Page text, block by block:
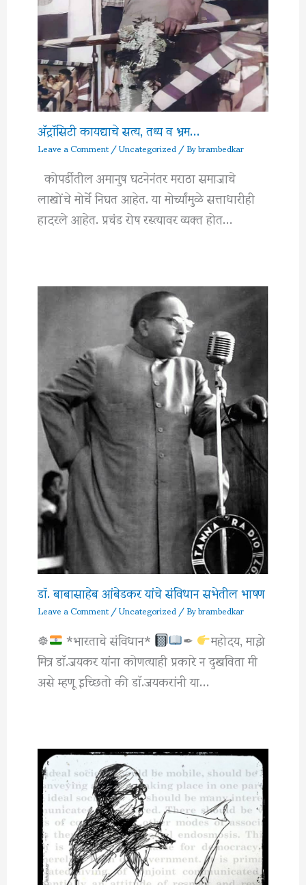
अ‍ॅट्रॉसिटी कायद्याचे सत्य, तथ्य व भ्रम…
Leave a Comment/Uncategorized/ Bybrambedkar
कोपर्डीतील अमानुष घटनेनंतर मराठा समाजाचे
लाखोंचे मोर्चे निघत आहेत. या मोर्च्यांमुळे सत्ताधारीही
हादरले आहेत. प्रचंड रोष रस्त्यावर व्यक्त होत…
डॉ. बाबासाहेब आंबेडकर यांचे संविधान सभेतील भाषण
Leave a Comment/Uncategorized/ Bybrambedkar
☸ *भारताचे संविधान* ✒ महोदय, माझे
मित्र डाॅ.जयकर यांना कोणत्याही प्रकारे न दुखविता मी
असे म्हणू इच्छितो की डाॅ.जयकरांनी या…